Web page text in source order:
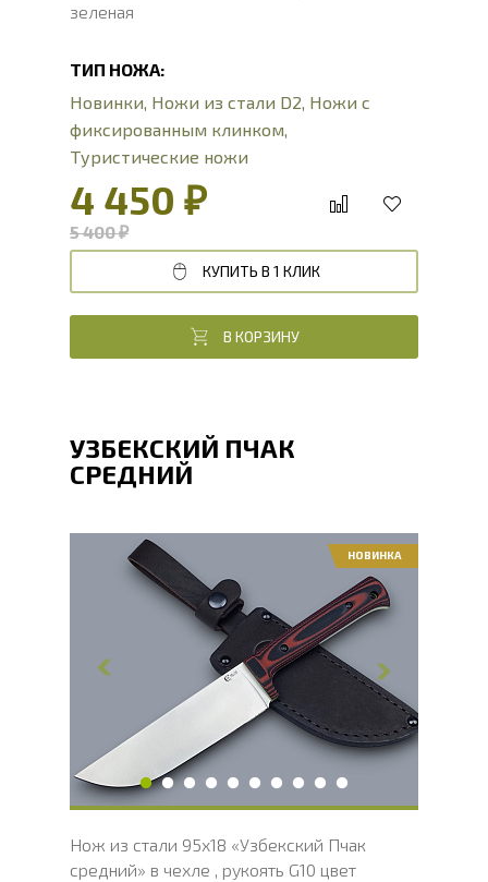
зеленая
ТИП НОЖА:
Новинки, Ножи из стали D2, Ножи с
фиксированным клинком,
Туристические ножи
4 450 ₽
5 400 ₽
КУПИТЬ В 1 КЛИК
В КОРЗИНУ
УЗБЕКСКИЙ ПЧАК
СРЕДНИЙ
Общая длина, мм
275
Длина клинка, мм
145
Ширина клинка, мм
Толщина обуха, мм
Длина рукояти, мм
130
Толщина рукояти, мм
16
Твердость клинка, HRC
56 - 58 HRC
Вес, г
157
НОВИНКА
Нож из стали 95х18 «Узбекский Пчак
средний» в чехле , рукоять G10 цвет